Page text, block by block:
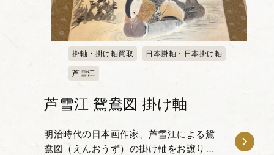
掛軸・掛け軸買取 日本掛軸・日本掛け軸
芦雪江
芦雪江 鴛鴦図 掛け軸
明治時代の日本画作家、芦雪江による鴛
鴦図（えんおうず）の掛け軸をお譲りい